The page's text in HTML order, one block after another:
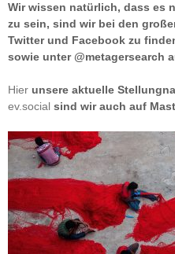
Wir wissen natürlich, dass es
zu sein, sind wir bei den
Twitter und Facebook zu
sowie unter @metagersearch
Hier unsere aktuelle
ev.social sind wir auch auf